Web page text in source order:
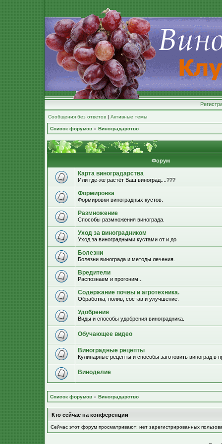
Сообщения без ответов | Активные темы
Список форумов » Виноградарство
Форум
Карта виноградарства
Или где-же растёт Ваш виноград....???
Формировка
Формировки виноградных кустов.
Размножение
Способы размножения винограда.
Уход за виноградником
Уход за виноградными кустами от и до
Болезни
Болезни винограда и методы лечения.
Вредители
Распознаем и прогоним...
Содержание почвы и агротехника.
Обработка, полив, состав и улучшение.
Удобрения
Виды и способы удобрения виноградника.
Обучающее видео
Виноградные рецепты
Кулинарные рецепты и способы заготовить виноград в
Виноделие
Список форумов » Виноградарство
Кто сейчас на конференции
Сейчас этот форум просматривают: нет зарегистрированных